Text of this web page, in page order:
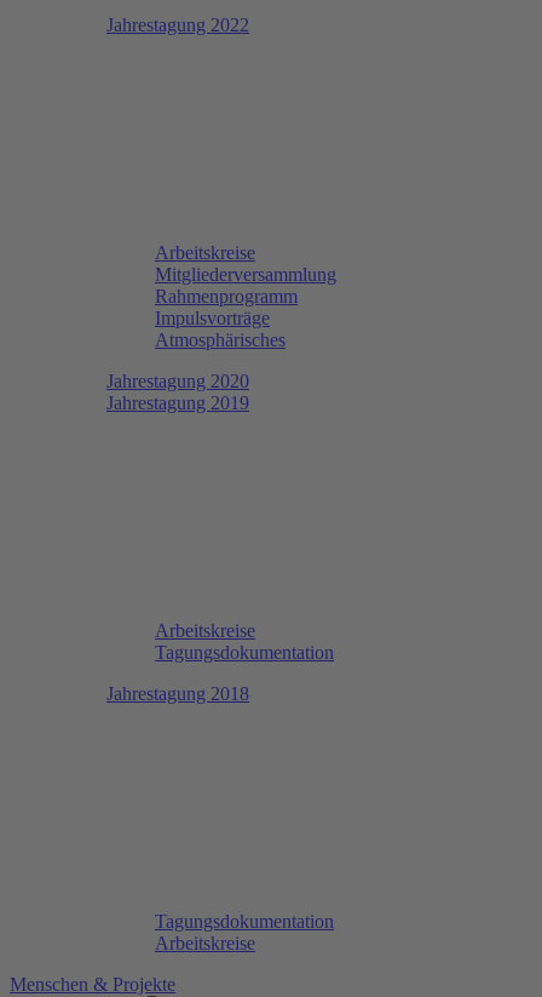
Jahrestagung 2022
Arbeitskreise
Mitgliederversammlung
Rahmenprogramm
Impulsvorträge
Atmosphärisches
Jahrestagung 2020
Jahrestagung 2019
Arbeitskreise
Tagungsdokumentation
Jahrestagung 2018
Tagungsdokumentation
Arbeitskreise
Menschen & Projekte